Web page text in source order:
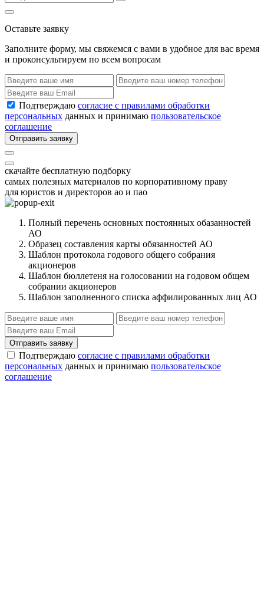
Оставьте заявку
Заполните форму, мы свяжемся с вами в удобное для вас время
и проконсультируем по всем вопросам
Подтверждаю согласие с правилами обработки
персональных данных и принимаю пользовательское
соглашение
Отправить заявку
скачайте бесплатную подборку
самых полезных материалов по корпоративному праву
для юристов и директоров ао и пао
Полный перечень основных постоянных обазанностей
АО
Образец составления карты обязанностей АО
Шаблон протокола годового общего собрания
акционеров
Шаблон бюллетеня на голосовании на годовом общем
собрании акционеров
Шаблон заполненного списка аффилированных лиц АО
Отправить заявку
Подтверждаю согласие с правилами обработки
персональных данных и принимаю пользовательское
соглашение